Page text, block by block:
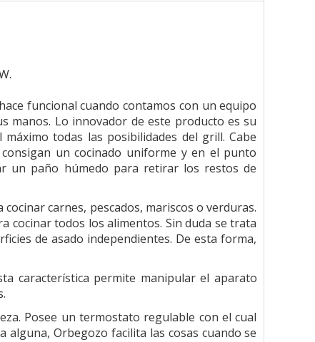
funcional cuando contamos con un equipo
manos. Lo innovador de este producto es su
todas las posibilidades del grill. Cabe
un cocinado uniforme y en el punto
un paño húmedo para retirar los restos de
carnes, pescados, mariscos o verduras.
cocinar todos los alimentos. Sin duda se trata
de asado independientes. De esta forma,
característica permite manipular el aparato
Posee un termostato regulable con el cual
Orbegozo facilita las cosas cuando se